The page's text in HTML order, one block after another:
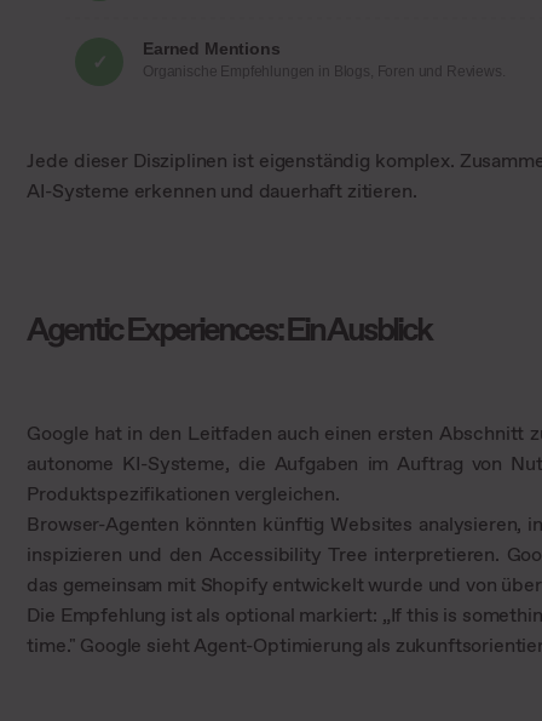
✓
Earned Mentions
Organische Empfehlungen in Blogs, Foren und Reviews.
Jede dieser Disziplinen ist eigenständig komplex.
AI-Systeme erkennen und dauerhaft zitieren.
Agentic Experiences: Ein Ausblick
Google hat in den Leitfaden auch einen ersten Abschnitt
autonome KI-Systeme, die Aufgaben im Auftrag von
Produktspezifikationen vergleichen.
Browser-Agenten könnten künftig Websites analysieren,
inspizieren und den Accessibility Tree interpretieren.
das gemeinsam mit Shopify entwickelt wurde und von
Die Empfehlung ist als optional markiert: „If this is
time." Google sieht Agent-Optimierung als